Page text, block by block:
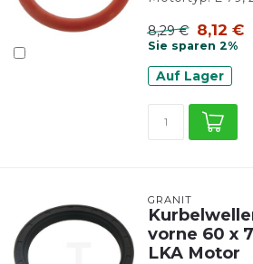
8,29 € 8,12 €
Sie sparen 2%
Auf Lager
GRANIT
vorne 60 x
LKA Motor